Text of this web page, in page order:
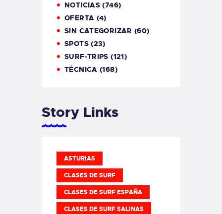
NOTICIAS (746)
OFERTA (4)
SIN CATEGORIZAR (60)
SPOTS(23)
SURF-TRIPS (121)
TÉCNICA (168)
Story Links
ASTURIAS
CLASES DE SURF
CLASES DE SURF ESPAÑA
CLASES DE SURF SALINAS